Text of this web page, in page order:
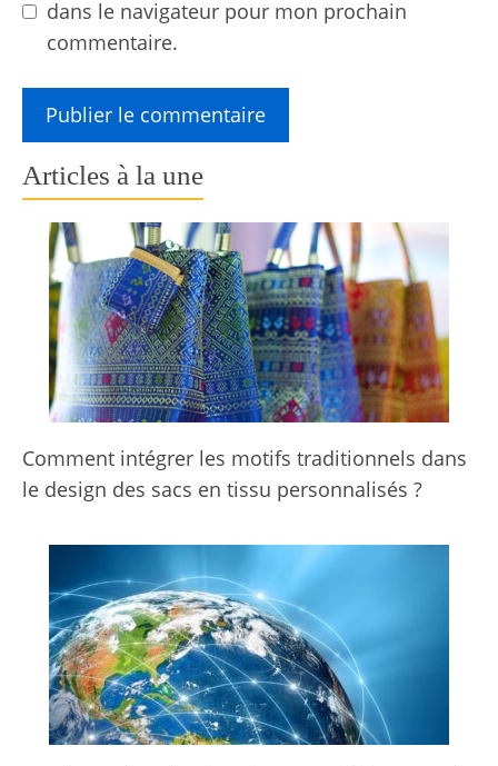
dans le navigateur pour mon prochain
commentaire.
Articles à la une
Comment intégrer les motifs traditionnels dans
le design des sacs en tissu personnalisés ?